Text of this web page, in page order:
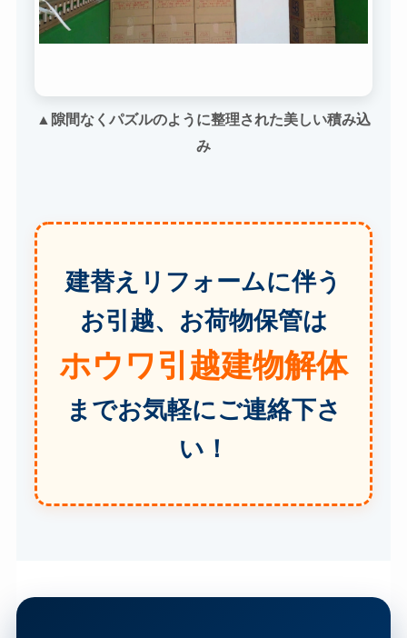
▲隙間なくパズルのように整理された美しい積み込
み
建替えリフォームに伴う
お引越、お荷物保管は
ホウワ引越建物解体
までお気軽にご連絡下さ
い！